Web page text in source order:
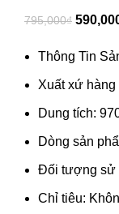
795,000₫
Thông Tin
Xuất xứ hàng
Dung tích:
Dòng sản
Đối tượng sử
Chỉ tiêu: